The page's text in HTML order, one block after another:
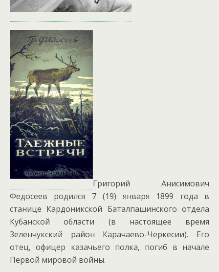
Григорий Анисимович
Федосеев родился 7 (19) января 1899 года в
станице Кардоникской Баталпашинского отдела
Кубанской области (в настоящее время
Зеленчукский район Карачаево-Черкесии). Его
отец, офицер казачьего полка, погиб в начале
Первой мировой войны.